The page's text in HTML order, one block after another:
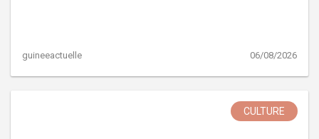
guineeactuelle 06/08/2026
CULTURE